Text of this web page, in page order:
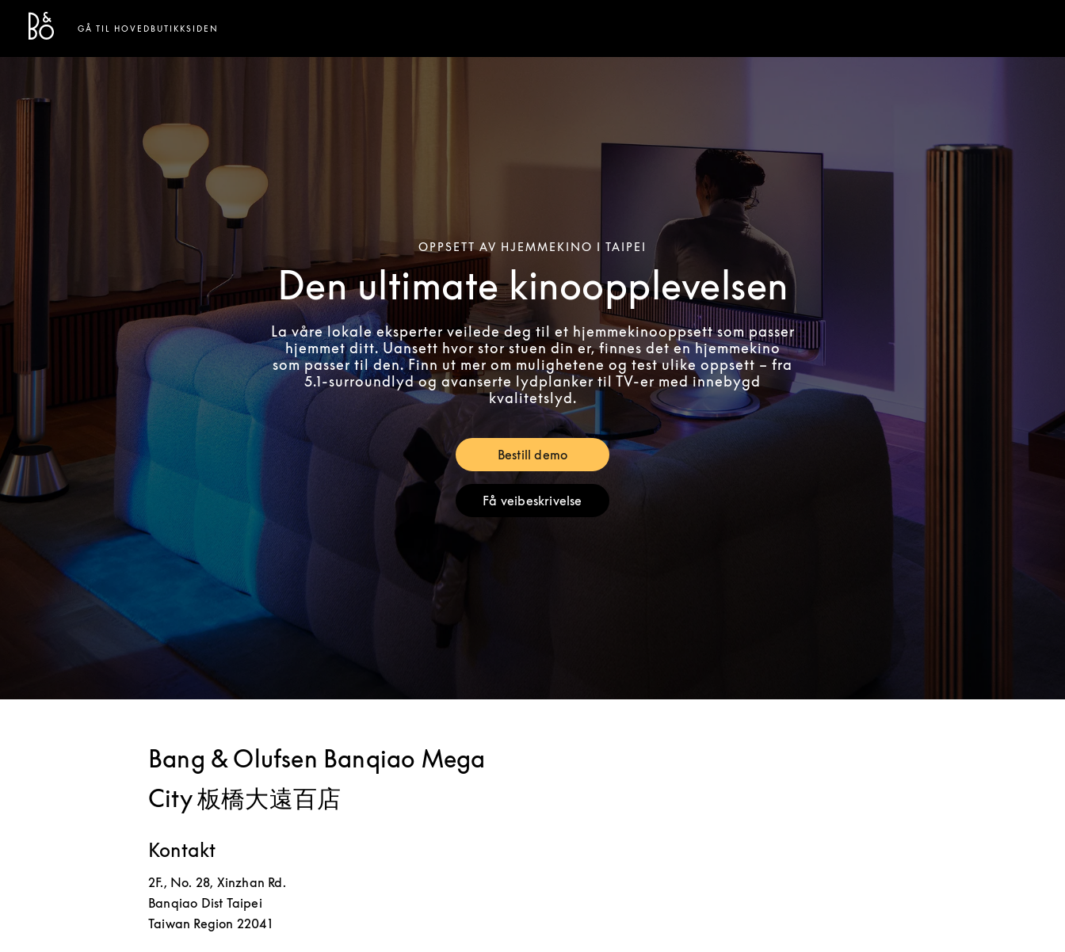
Bang & Olufsen - Exist to Create
Link Opens in New Tab
GÅ TIL HOVEDBUTIKKSIDEN
OPPSETT AV HJEMMEKINO I TAIPEI
Den ultimate kinoopplevelsen
La våre lokale eksperter veilede deg til et hjemmekinooppsett som passer
hjemmet ditt. Uansett hvor stor stuen din er, finnes det en hjemmekino
som passer til den. Finn ut mer om mulighetene og test ulike oppsett – fra
5.1-surroundlyd og avanserte lydplanker til TV-er med innebygd
kvalitetslyd.
Bestill demoLink Opens in New Tab
Få veibeskrivelseLink Opens in New Tab
Bang & Olufsen Banqiao Mega
City 板橋大遠百店
Kontakt
2F., No. 28, Xinzhan Rd.
Banqiao Dist Taipei
Taiwan Region 22041